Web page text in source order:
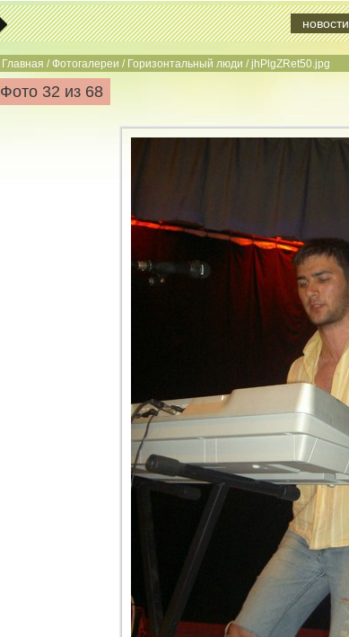
новости
Главная /Фотогалереи / Горизонтальный люди /jhPlgZRet50.jpg
Фото 32 из 68